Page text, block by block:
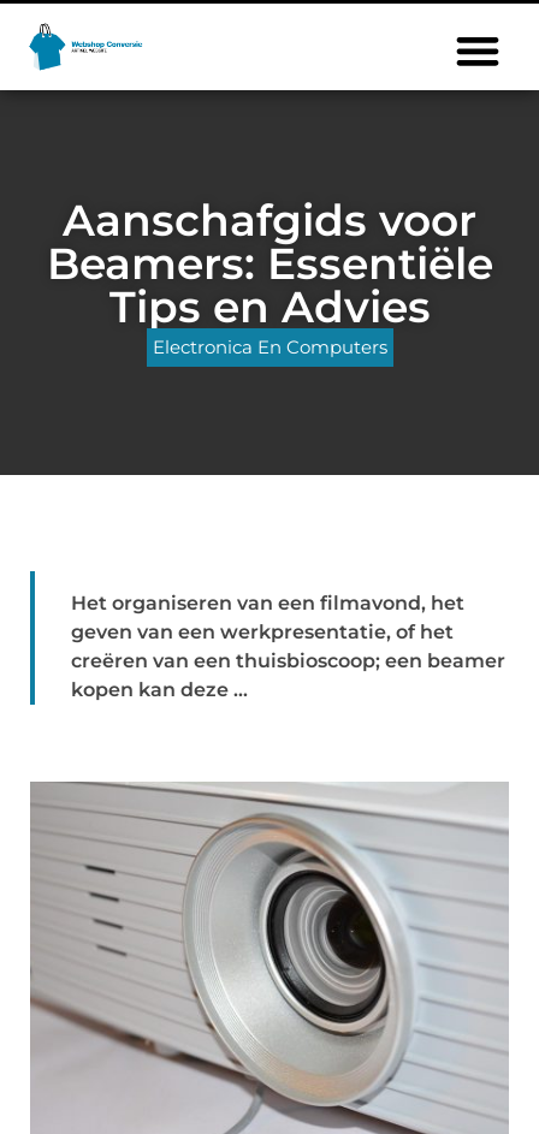
Aanschafgids voor
Beamers: Essentiële
Tips en Advies
Electronica En Computers
Het organiseren van een filmavond, het
geven van een werkpresentatie, of het
creëren van een thuisbioscoop; een beamer
kopen kan deze ...